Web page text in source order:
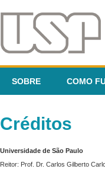
SOBRE COMO
Créditos
Universidade de São Paulo
Reitor: Prof. Dr. Carlos Gilberto